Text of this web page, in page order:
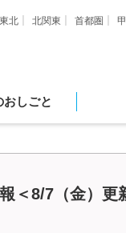
東北 北関東 首都圏
おしごと
＜8/7（金）更